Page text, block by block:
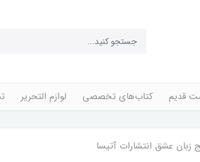
قدیم کتاب‌های تخصصی لوازم التحریر
زبان عشق انتشارات آتیسا